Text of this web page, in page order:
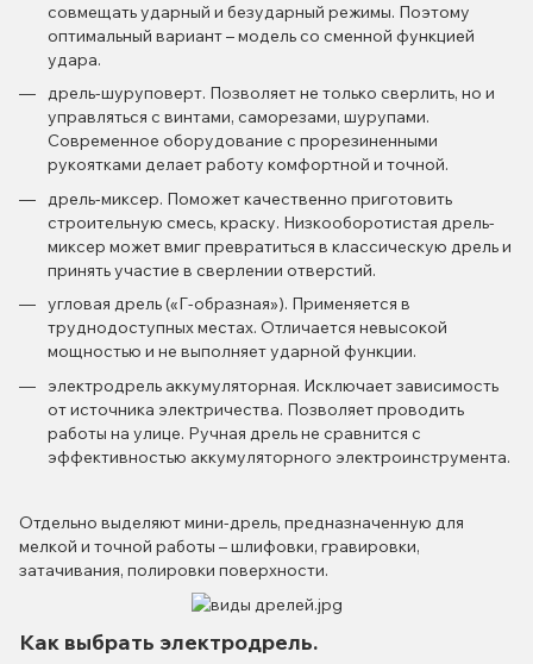
совмещать ударный и безударный режимы. Поэтому
оптимальный вариант – модель со сменной функцией
удара.
дрель-шуруповерт. Позволяет не только сверлить, но и
управляться с винтами, саморезами, шурупами.
Современное оборудование с прорезиненными
рукоятками делает работу комфортной и точной.
дрель-миксер. Поможет качественно приготовить
строительную смесь, краску. Низкооборотистая дрель-
миксер может вмиг превратиться в классическую дрель и
принять участие в сверлении отверстий.
угловая дрель («Г-образная»). Применяется в
труднодоступных местах. Отличается невысокой
мощностью и не выполняет ударной функции.
электродрель аккумуляторная. Исключает зависимость
от источника электричества. Позволяет проводить
работы на улице. Ручная дрель не сравнится с
эффективностью аккумуляторного электроинструмента.
Отдельно выделяют мини-дрель, предназначенную для
мелкой и точной работы – шлифовки, гравировки,
затачивания, полировки поверхности.
Как выбрать электродрель.